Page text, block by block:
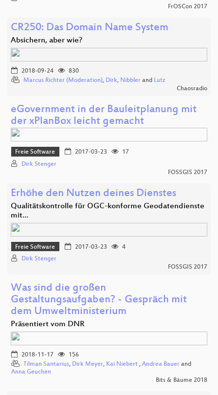
FrOSCon 2017
CR250: Das Domain Name System
Absichern, aber wie?
2018-09-24
830
Marcus Richter (Moderation), Dirk, Nibbler and Lutz
Chaosradio
eGovernment in der Bauleitplanung mit
der xPlanBox leicht gemacht
Freie Software 2017-03-23
17
Dirk Stenger
FOSSGIS 2017
Erhöhe den Nutzen deines Dienstes
Qualitätskontrolle für OGC-konforme Geodatendienste
mit…
Freie Software 2017-03-23
4
Dirk Stenger
FOSSGIS 2017
Was sind die großen
Gestaltungsaufgaben? - Gespräch mit
dem Umweltministerium
Präsentiert vom DNR
2018-11-17
156
Tilman Santarius, Dirk Meyer, Kai Niebert , Andrea Bauer and
Anna Geuchen
Bits & Bäume 2018